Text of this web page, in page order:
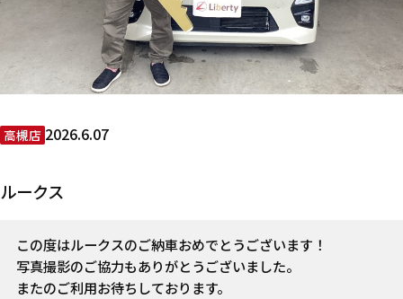
高槻店 2026.6.07
ルークス
この度はルークスのご納車おめでとうございます！
写真撮影のご協力もありがとうございました。
またのご利用お待ちしております。